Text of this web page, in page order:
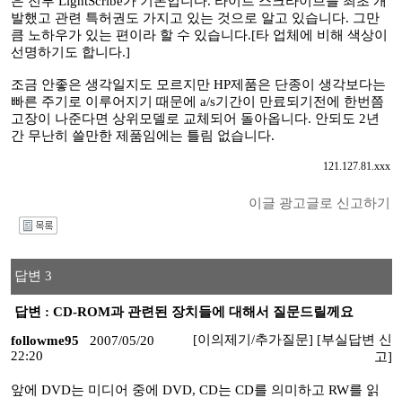
발했고 관련 특허권도 가지고 있는 것으로 알고 있습니다. 그만
큼 노하우가 있는 편이라 할 수 있습니다.[타 업체에 비해 색상이
선명하기도 합니다.]
조금 안좋은 생각일지도 모르지만 HP제품은 단종이 생각보다는
빠른 주기로 이루어지기 때문에 a/s기간이 만료되기전에 한번쯤
고장이 나준다면 상위모델로 교체되어 돌아옵니다. 안되도 2년
간 무난히 쓸만한 제품임에는 틀림 없습니다.
121.127.81.xxx
이글 광고글로 신고하기
답변 3
답변 : CD-ROM과 관련된 장치들에 대해서 질문드릴께요
followme95
2007/05/20
22:20
[이의제기/추가질문] [부실답변 신
고]
앞에 DVD는 미디어 중에 DVD, CD는 CD를 의미하고 RW를 읽